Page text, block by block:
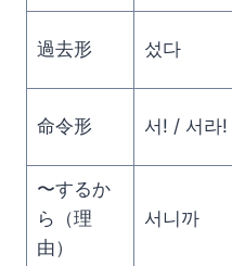
過去形 섰다
命令形 서! / 서라!
〜するか
ら（理
由）
서니까